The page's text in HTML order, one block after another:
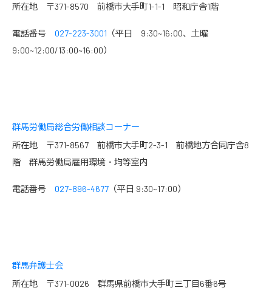
所在地 〒371-8570 前橋市大手町1-1-1 昭和庁舎1階
電話番号 027-223-3001 （平日 9:30~16:00、土曜
9:00~12:00/13:00~16:00）
群馬労働局総合労働相談コーナー
所在地 〒371-8567 前橋市大手町2-3-1 前橋地方合同庁舎8
階 群馬労働局雇用環境・均等室内
電話番号 027-896-4677 （平日 9:30~17:00）
群馬弁護士会
所在地 〒371-0026 群馬県前橋市大手町三丁目6番6号